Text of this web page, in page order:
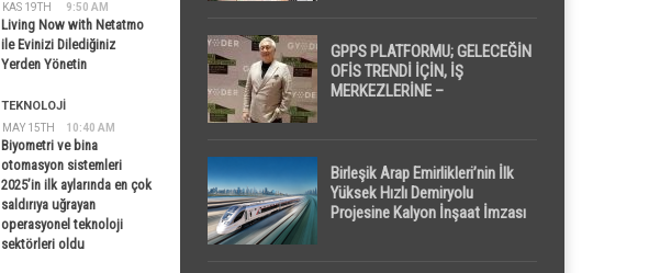
KAS 19TH 9:50 AM
Living Now with Netatmo
ile Evinizi Dilediğiniz
Yerden Yönetin
MAY 15TH 10:40 AM
TEKNOLOJİ
Biyometri ve bina
otomasyon sistemleri
2025’in ilk aylarında en çok
saldırıya uğrayan
operasyonel teknoloji
sektörleri oldu
GPPS PLATFORMU; GELECEĞİN
OFİS TRENDİ İÇİN, İŞ
MERKEZLERİNE –
Birleşik Arap Emirlikleri’nin İlk
Yüksek Hızlı Demiryolu
Projesine Kalyon İnşaat İmzası